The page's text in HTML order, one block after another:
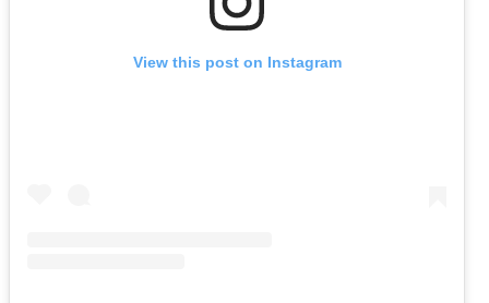
View this post on Instagram